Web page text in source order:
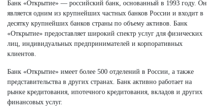
Банк «Открытие» — российский банк, основанный в 1993 году. Он
является одним из крупнейших частных банков России и входит в
десятку крупнейших банков страны по объему активов. Банк
«Открытие» предоставляет широкий спектр услуг для физических
лиц, индивидуальных предпринимателей и корпоративных
клиентов.
Банк «Открытие» имеет более 500 отделений в России, а также
представительства в других странах. Банк активно работает на
рынке кредитования, ипотечного кредитования, вкладов и других
финансовых услуг.